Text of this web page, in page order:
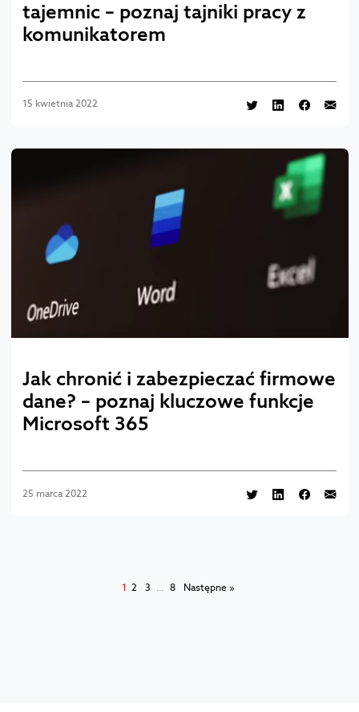
tajemnic – poznaj tajniki pracy z
komunikatorem
15 kwietnia 2022
Jak chronić i zabezpieczać firmowe
dane? – poznaj kluczowe funkcje
Microsoft 365
25 marca 2022
1 2 3 … 8 Następne »